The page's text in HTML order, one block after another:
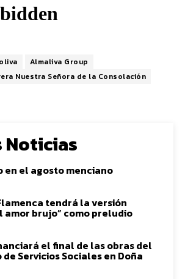
Almaliva Group
Nuestra Señora de la Consolación
Noticias
en el agosto menciano
tendrá la versión
amor brujo” como preludio
el final de las obras del
Servicios Sociales en Doña